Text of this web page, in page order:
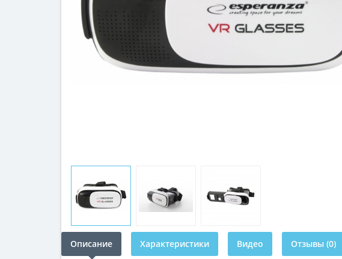
Описание Характеристики Видео Отзывы (0)